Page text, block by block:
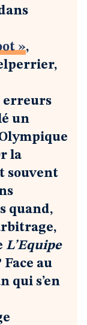
»,
erreurs
un
la
souvent
quand,
L’Equipe
au
qui s’en